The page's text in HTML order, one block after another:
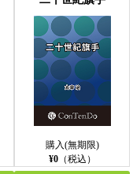
購入(無期限)
¥0（税込）